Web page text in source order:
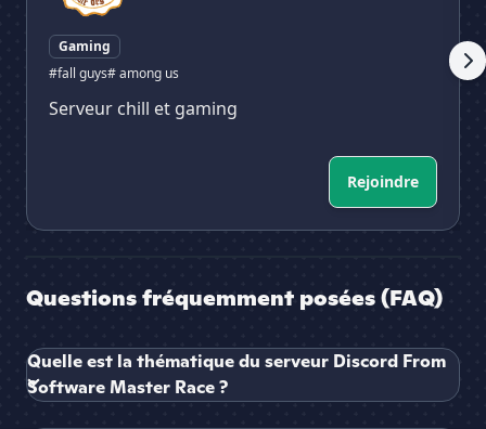
Gaming
#fall guys# among us
Serveur chill et gaming
Rejoindre
Questions fréquemment posées (FAQ)
Quelle est la thématique du serveur Discord From
Software Master Race ?